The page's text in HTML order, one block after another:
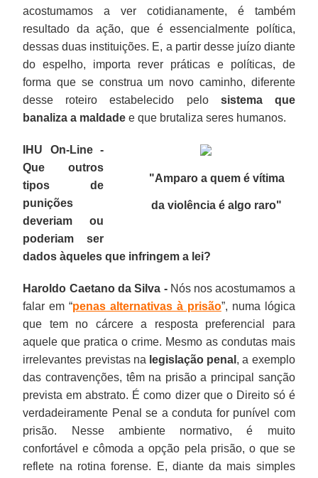
acostumamos a ver cotidianamente, é também
resultado da ação, que é essencialmente política,
dessas duas instituições. E, a partir desse juízo diante
do espelho, importa rever práticas e políticas, de
forma que se construa um novo caminho, diferente
desse roteiro estabelecido pelo sistema que
banaliza a maldade e que brutaliza seres humanos.
"Amparo a quem é vítima
da violência é algo raro"
IHU On-Line -
Que outros
tipos de
punições
deveriam ou
poderiam ser
dados àqueles que infringem a lei?
Haroldo Caetano da Silva -Nós nos acostumamos a
falar em “penas alternativas à prisão”, numa lógica
que tem no cárcere a resposta preferencial para
aquele que pratica o crime. Mesmo as condutas mais
irrelevantes previstas na legislação penal , a exemplo
das contravenções, têm na prisão a principal sanção
prevista em abstrato. É como dizer que o Direito só é
verdadeiramente Penal se a conduta for punível com
prisão. Nesse ambiente normativo, é muito
confortável e cômoda a opção pela prisão, o que se
reflete na rotina forense. E, diante da mais simples